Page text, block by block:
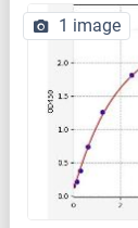
1 image